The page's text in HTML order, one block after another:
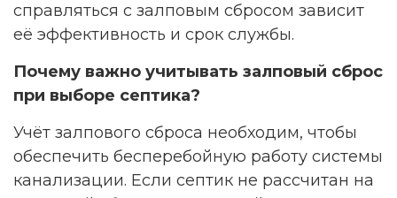
справляться с залповым сбросом зависит
её эффективность и срок службы.
Почему важно учитывать залповый сброс
при выборе септика?
Учёт залпового сброса необходим, чтобы
обеспечить бесперебойную работу системы
канализации. Если септик не рассчитан на